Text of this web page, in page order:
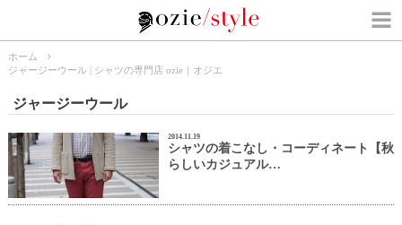
ホーム
ジャージーウール | シャツの専門店 ozie｜オジエ
ジャージーウール
2014.11.19
シャツの着こなし・コーディネート【秋
らしいカジュアル…